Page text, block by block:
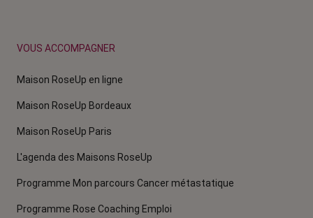
VOUS ACCOMPAGNER
Maison RoseUp en ligne
Maison RoseUp Bordeaux
Maison RoseUp Paris
L'agenda des Maisons RoseUp
Programme Mon parcours Cancer métastatique
Programme Rose Coaching Emploi